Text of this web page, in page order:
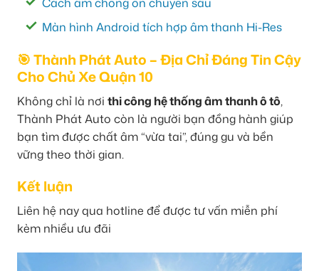
Màn hình Android tích hợp âm thanh Hi-Res
🎯 Thành Phát Auto – Địa Chỉ Đáng Tin Cậy
Cho Chủ Xe Quận 10
Không chỉ là nơi thi công hệ thống âm thanh ô tô,
Thành Phát Auto còn là người bạn đồng hành giúp
bạn tìm được chất âm “vừa tai”, đúng gu và bền
vững theo thời gian.
Kết luận
Liên hệ nay qua hotline để được tư vấn miễn phí
kèm nhiều ưu đãi